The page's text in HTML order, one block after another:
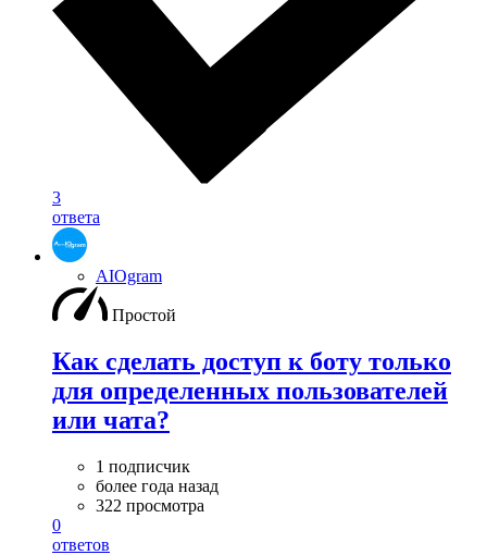
3
ответа
AIOgram
Простой
Как сделать доступ к боту только
для определенных пользователей
или чата?
1 подписчик
более года назад
322 просмотра
0
ответов